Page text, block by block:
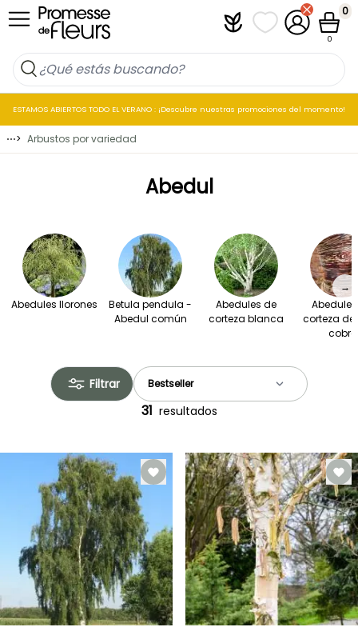
Ir al contenido PlantfitMis listas de
Mi cuenta
Cesta
0
0
ESTAMOS ABIERTOS TODO EL VERANO : ¡Descubre nuestras promociones del momento!
⋯> Arbustos por variedad
Abedul
Abedules llorones
Betula pendula -
Abedul común
Abedules de
corteza blanca
corteza de
cobre
→
Filtrar
31 resultados